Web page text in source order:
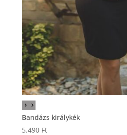
Bandázs királykék
5.490 Ft